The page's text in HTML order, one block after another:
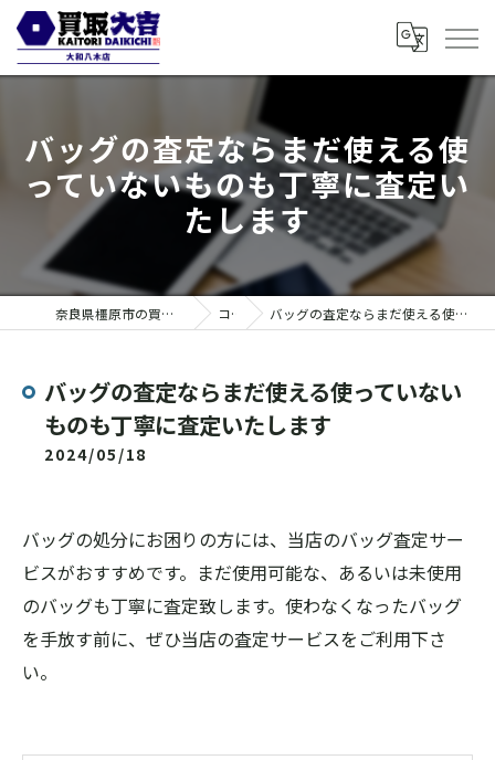
バッグの査定ならまだ使える使
っていないものも丁寧に査定い
たします
奈良県橿原市の買取なら買取大吉 大和八木店 コラム バッグの査定ならまだ使える使っていないものも丁寧に査定いたします
バッグの査定ならまだ使える使っていない
ものも丁寧に査定いたします
2024/05/18
バッグの処分にお困りの方には、当店のバッグ査定サー
ビスがおすすめです。まだ使用可能な、あるいは未使用
のバッグも丁寧に査定致します。使わなくなったバッグ
を手放す前に、ぜひ当店の査定サービスをご利用下さ
い。